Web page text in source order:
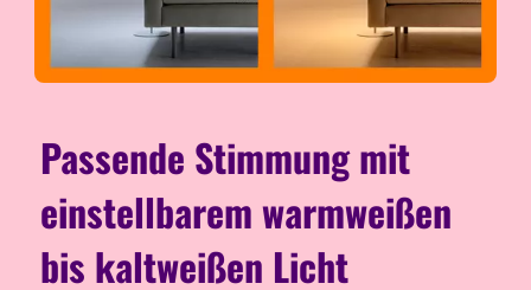
Passende Stimmung mit
einstellbarem warmweißen
bis kaltweißen Licht